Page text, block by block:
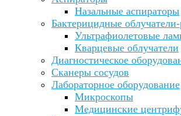
Назальные аспираторы
Бактерицидные
Ультрафиолетовые
Кварцевые облучатели
Диагностическое
Сканеры сосудов
Лабораторное оборудование
Микроскопы
Медицинские